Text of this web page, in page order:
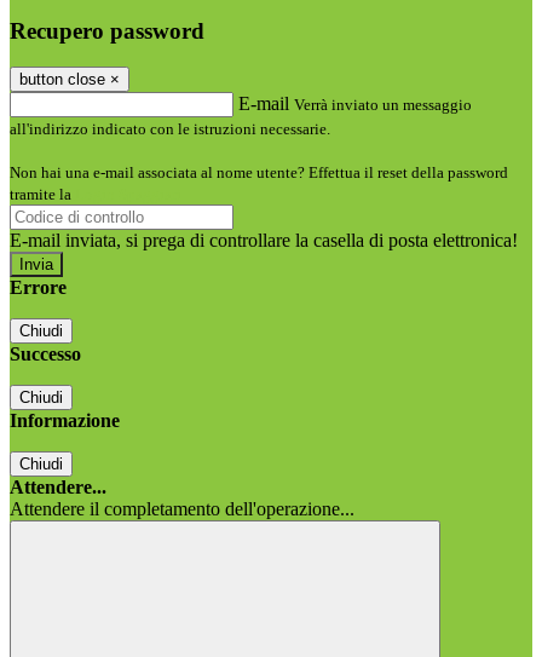
Recupero password
button close ×
E-mail Verrà inviato un messaggio
all'indirizzo indicato con le istruzioni necessarie.
Non hai una e-mail associata al nome utente? Effettua il reset della password
tramite la
E-mail inviata, si prega di controllare la casella di posta elettronica!
Errore
Chiudi
Successo
Chiudi
Informazione
Chiudi
Attendere...
Attendere il completamento dell'operazione...